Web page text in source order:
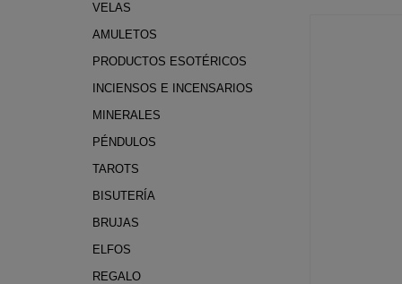
VELAS
AMULETOS
PRODUCTOS ESOTÉRICOS
INCIENSOS E INCENSARIOS
MINERALES
PÉNDULOS
TAROTS
BISUTERÍA
BRUJAS
ELFOS
REGALO